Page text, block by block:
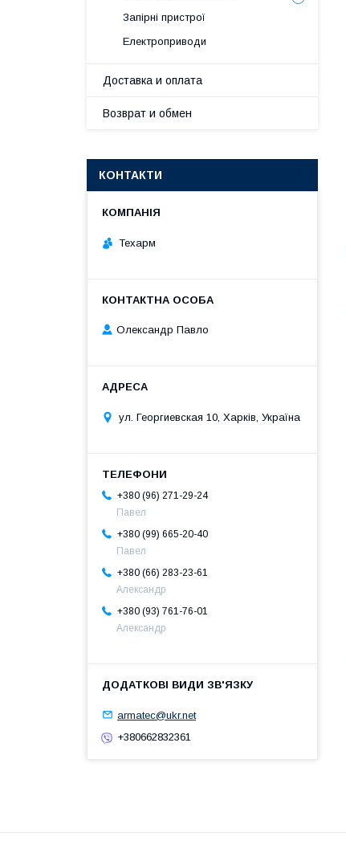
Запірні пристрої
Електроприводи
Доставка и оплата
Возврат и обмен
КОНТАКТИ
Техарм
Олександр Павло
ул. Георгиевская 10, Харків, Україна
+380 (96) 271-29-24
Павел
+380 (99) 665-20-40
Павел
+380 (66) 283-23-61
Александр
+380 (93) 761-76-01
Александр
armatec@ukr.net
+380662832361